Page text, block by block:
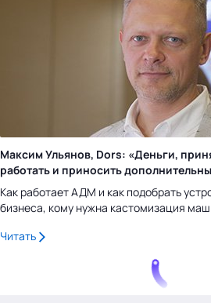
Максим Ульянов, Dors: «Деньги,
работать и приносить
Как работает АДМ и как подобрать
бизнеса, кому нужна кастомизация
Читать